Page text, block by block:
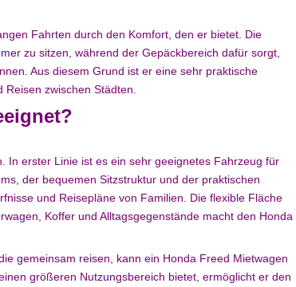
Fahrten durch den Komfort, den er bietet. Die
zu sitzen, während der Gepäckbereich dafür sorgt,
Aus diesem Grund ist er eine sehr praktische
zwischen Städten.
In erster Linie ist es ein sehr geeignetes Fahrzeug für
der bequemen Sitzstruktur und der praktischen
und Reisepläne von Familien. Die flexible Fläche
Koffer und Alltagsgegenstände macht den Honda
gemeinsam reisen, kann ein Honda Freed Mietwagen
größeren Nutzungsbereich bietet, ermöglicht er den